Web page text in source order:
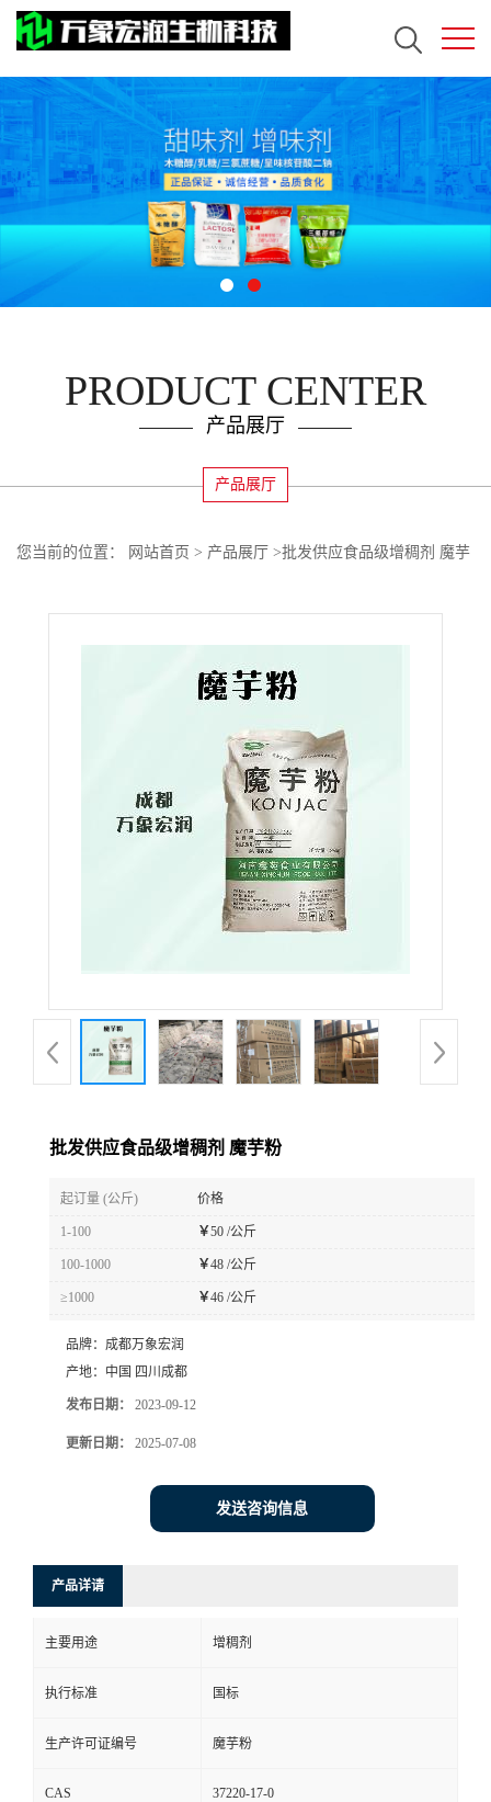
PRODUCT CENTER
产品展厅
产品展厅
您当前的位置： 网站首页 > 产品展厅 >批发供应食品级增稠剂 魔芋
批发供应食品级增稠剂 魔芋粉
起订量 (公斤) 价格
1-100 ￥50 /公斤
100-1000 ￥48 /公斤
≥1000 ￥46 /公斤
品牌： 成都万象宏润
产地： 中国 四川成都
发布日期： 2023-09-12
更新日期： 2025-07-08
发送咨询信息
产品详请
主要用途 增稠剂
执行标准 国标
生产许可证编号 魔芋粉
CAS 37220-17-0